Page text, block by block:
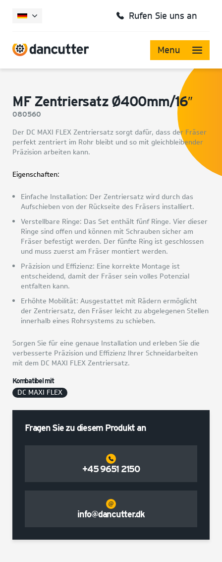
Rufen Sie uns an
Menu
MF Zentriersatz Ø400mm/16″
080560
Der DC MAXI FLEX Zentriersatz sorgt dafür, dass der Fräser
perfekt zentriert im Rohr bleibt und so mit gleichbleibender
Präzision arbeiten kann.
Eigenschaften:
Einfache Installation: Der Zentriersatz wird durch das
Aufschieben von der Rückseite des Fräsers installiert.
Verstellbare Ringe: Das Set enthält fünf Ringe. Vier dieser
Ringe sind offen und können mit Schrauben sicher am
Fräser befestigt werden. Der fünfte Ring ist geschlossen
und muss zuerst am Fräser montiert werden.
Präzision und Effizienz: Eine korrekte Montage ist
entscheidend, damit der Fräser sein volles Potenzial
entfalten kann.
Erhöhte Mobilität: Ausgestattet mit Rädern ermöglicht
der Zentriersatz, den Fräser leicht zu abgelegenen Stellen
innerhalb eines Rohrsystems zu schieben.
Sorgen Sie für eine genaue Installation und erleben Sie die
verbesserte Präzision und Effizienz Ihrer Schneidarbeiten
mit dem DC MAXI FLEX Zentriersatz.
Kombatibel mit
DC MAXI FLEX
Fragen Sie zu diesem Produkt an
+45 9651 2150
info@dancutter.dk